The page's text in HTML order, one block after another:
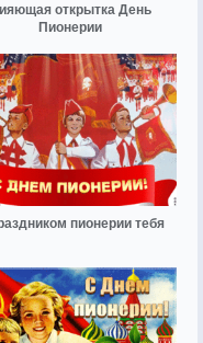
открытка День
Пионерии
пионерии тебя